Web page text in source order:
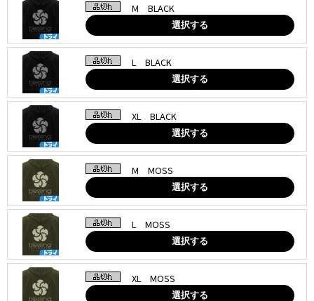
M BLACK
選択する
L BLACK
選択する
XL BLACK
選択する
M MOSS
選択する
L MOSS
選択する
XL MOSS
選択する